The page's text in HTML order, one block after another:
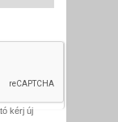
kérj új